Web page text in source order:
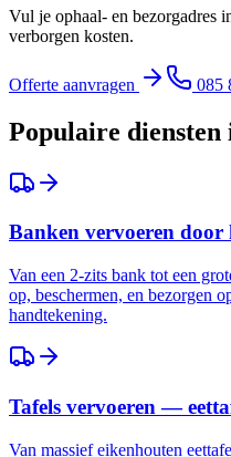
Vul je ophaal- en bezorgadres
verborgen kosten.
Offerte aanvragen 085
Populaire diensten
Banken vervoeren door
Van een 2-zits bank tot een
op, beschermen, en bezorgen
handtekening.
Tafels vervoeren —
Van massief eikenhouten